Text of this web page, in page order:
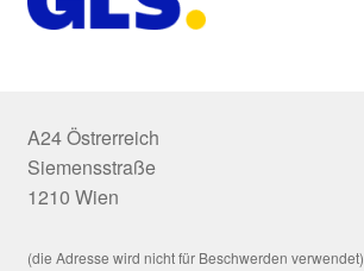
A24 Östrerreich
Siemensstraße
1210 Wien
(die Adresse wird nicht für Beschwerden verwendet)